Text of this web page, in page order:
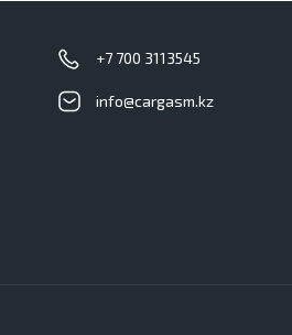
+7 700 3113545
info@cargasm.kz